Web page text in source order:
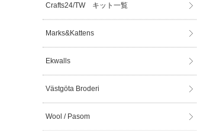
Crafts24/TW キット一覧
Marks&Kattens
Ekwalls
Västgöta Broderi
Wool / Pasom